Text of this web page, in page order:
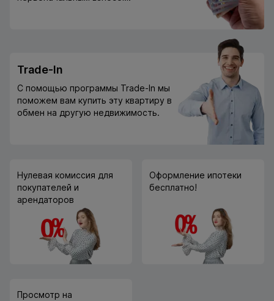
Trade-In
С помощью программы Trade-In мы
поможем вам купить эту квартиру в
обмен на другую недвижимость.
Нулевая комиссия для
покупателей и
арендаторов
Оформление ипотеки
бесплатно!
Просмотр на